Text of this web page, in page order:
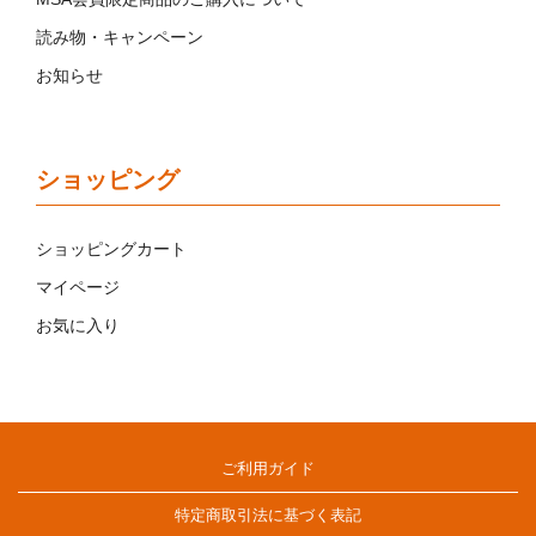
読み物・キャンペーン
お知らせ
ショッピング
ショッピングカート
マイページ
お気に入り
ご利用ガイド
特定商取引法に基づく表記